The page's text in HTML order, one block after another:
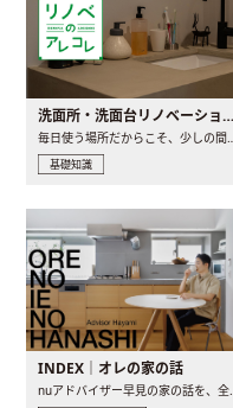
洗面所・洗面台リノベーションの事例と間取りアイデア
毎日使う場所だからこそ、
基礎知識
INDEX｜オレの家の話
nuアドバイザー早